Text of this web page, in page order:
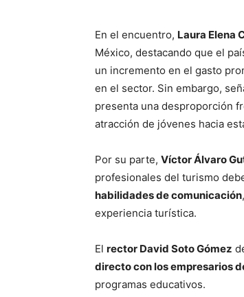
En el encuentro, Laura Elena
México, destacando que el
un incremento en el gasto
en el sector. Sin embargo,
presenta una desproporción
atracción de jóvenes hacia
Por su parte, Víctor Álvaro
profesionales del turismo
habilidades de comunicación
experiencia turística.
El rector David Soto Gómez
directo con los empresarios
programas educativos.